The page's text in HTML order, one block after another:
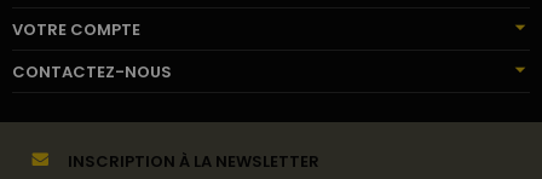
VOTRE COMPTE
CONTACTEZ-NOUS
INSCRIPTION À LA NEWSLETTER